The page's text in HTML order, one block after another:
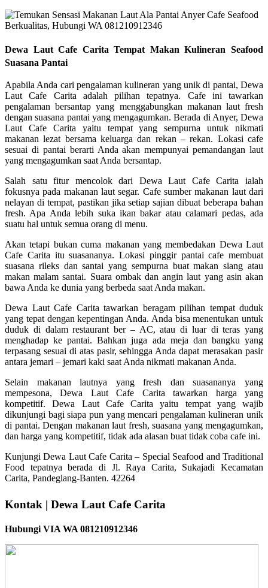
Dewa Laut Cafe Carita Tempat Makan Kulineran Seafood
Suasana Pantai
Apabila Anda cari pengalaman kulineran yang unik di pantai, Dewa
Laut Cafe Carita adalah pilihan tepatnya. Cafe ini tawarkan
pengalaman bersantap yang menggabungkan makanan laut fresh
dengan suasana pantai yang mengagumkan. Berada di Anyer, Dewa
Laut Cafe Carita yaitu tempat yang sempurna untuk nikmati
makanan lezat bersama keluarga dan rekan – rekan. Lokasi cafe
sesuai di pantai berarti Anda akan mempunyai pemandangan laut
yang mengagumkan saat Anda bersantap.
Salah satu fitur mencolok dari Dewa Laut Cafe Carita ialah
fokusnya pada makanan laut segar. Cafe sumber makanan laut dari
nelayan di tempat, pastikan jika setiap sajian dibuat beberapa bahan
fresh. Apa Anda lebih suka ikan bakar atau calamari pedas, ada
suatu hal untuk semua orang di menu.
Akan tetapi bukan cuma makanan yang membedakan Dewa Laut
Cafe Carita itu suasananya. Lokasi pinggir pantai cafe membuat
suasana rileks dan santai yang sempurna buat makan siang atau
makan malam santai. Suara ombak dan angin laut yang asin akan
bawa Anda ke dunia yang berbeda saat Anda makan.
Dewa Laut Cafe Carita tawarkan beragam pilihan tempat duduk
yang tepat dengan kepentingan Anda. Anda bisa menentukan untuk
duduk di dalam restaurant ber – AC, atau di luar di teras yang
menghadap ke pantai. Bahkan juga ada meja dan bangku yang
terpasang sesuai di atas pasir, sehingga Anda dapat merasakan pasir
antara jemari – jemari kaki saat Anda nikmati makanan Anda.
Selain makanan lautnya yang fresh dan suasananya yang
mempesona, Dewa Laut Cafe Carita tawarkan harga yang
kompetitif. Dewa Laut Cafe Carita yaitu tempat yang wajib
dikunjungi bagi siapa pun yang mencari pengalaman kulineran unik
di pantai. Dengan makanan laut fresh, suasana yang mengagumkan,
dan harga yang kompetitif, tidak ada alasan buat tidak coba cafe ini.
Kunjungi Dewa Laut Cafe Carita – Special Seafood and Traditional
Food tepatnya berada di Jl. Raya Carita, Sukajadi Kecamatan
Carita, Pandeglang-Banten. 42264
Kontak | Dewa Laut Cafe Carita
Hubungi VIA WA 081210912346